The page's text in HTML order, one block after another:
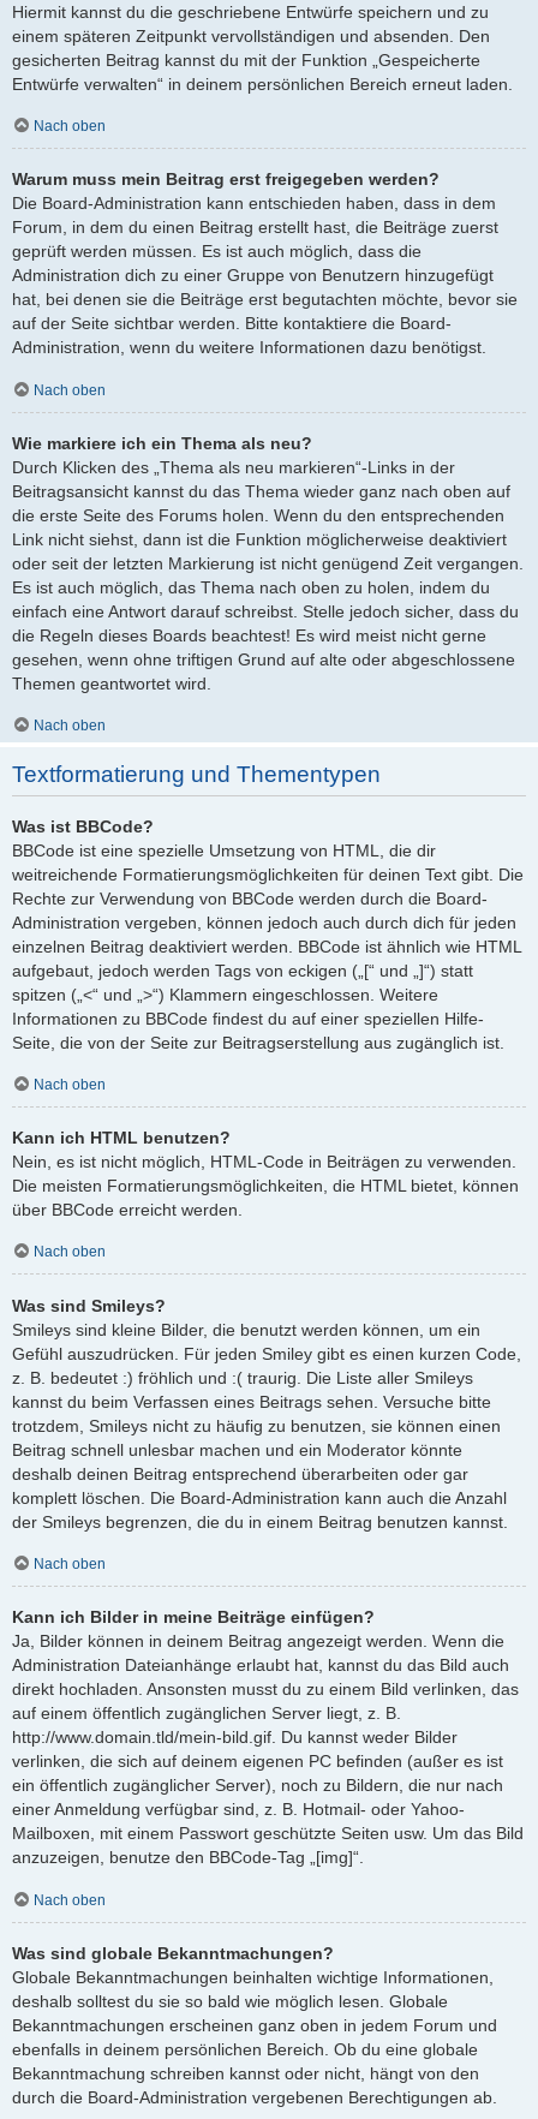
Hiermit kannst du die geschriebene Entwürfe speichern und zu
einem späteren Zeitpunkt vervollständigen und absenden. Den
gesicherten Beitrag kannst du mit der Funktion „Gespeicherte
Entwürfe verwalten“ in deinem persönlichen Bereich erneut laden.
Nach oben
Warum muss mein Beitrag erst freigegeben werden?
Die Board-Administration kann entschieden haben, dass in dem
Forum, in dem du einen Beitrag erstellt hast, die Beiträge zuerst
geprüft werden müssen. Es ist auch möglich, dass die
Administration dich zu einer Gruppe von Benutzern hinzugefügt
hat, bei denen sie die Beiträge erst begutachten möchte, bevor sie
auf der Seite sichtbar werden. Bitte kontaktiere die Board-
Administration, wenn du weitere Informationen dazu benötigst.
Nach oben
Wie markiere ich ein Thema als neu?
Durch Klicken des „Thema als neu markieren“-Links in der
Beitragsansicht kannst du das Thema wieder ganz nach oben auf
die erste Seite des Forums holen. Wenn du den entsprechenden
Link nicht siehst, dann ist die Funktion möglicherweise deaktiviert
oder seit der letzten Markierung ist nicht genügend Zeit vergangen.
Es ist auch möglich, das Thema nach oben zu holen, indem du
einfach eine Antwort darauf schreibst. Stelle jedoch sicher, dass du
die Regeln dieses Boards beachtest! Es wird meist nicht gerne
gesehen, wenn ohne triftigen Grund auf alte oder abgeschlossene
Themen geantwortet wird.
Nach oben
Textformatierung und Thementypen
Was ist BBCode?
BBCode ist eine spezielle Umsetzung von HTML, die dir
weitreichende Formatierungsmöglichkeiten für deinen Text gibt. Die
Rechte zur Verwendung von BBCode werden durch die Board-
Administration vergeben, können jedoch auch durch dich für jeden
einzelnen Beitrag deaktiviert werden. BBCode ist ähnlich wie HTML
aufgebaut, jedoch werden Tags von eckigen („[“ und „]“) statt
spitzen („<“ und „>“) Klammern eingeschlossen. Weitere
Informationen zu BBCode findest du auf einer speziellen Hilfe-
Seite, die von der Seite zur Beitragserstellung aus zugänglich ist.
Nach oben
Kann ich HTML benutzen?
Nein, es ist nicht möglich, HTML-Code in Beiträgen zu verwenden.
Die meisten Formatierungsmöglichkeiten, die HTML bietet, können
über BBCode erreicht werden.
Nach oben
Was sind Smileys?
Smileys sind kleine Bilder, die benutzt werden können, um ein
Gefühl auszudrücken. Für jeden Smiley gibt es einen kurzen Code,
z. B. bedeutet :) fröhlich und :( traurig. Die Liste aller Smileys
kannst du beim Verfassen eines Beitrags sehen. Versuche bitte
trotzdem, Smileys nicht zu häufig zu benutzen, sie können einen
Beitrag schnell unlesbar machen und ein Moderator könnte
deshalb deinen Beitrag entsprechend überarbeiten oder gar
komplett löschen. Die Board-Administration kann auch die Anzahl
der Smileys begrenzen, die du in einem Beitrag benutzen kannst.
Nach oben
Kann ich Bilder in meine Beiträge einfügen?
Ja, Bilder können in deinem Beitrag angezeigt werden. Wenn die
Administration Dateianhänge erlaubt hat, kannst du das Bild auch
direkt hochladen. Ansonsten musst du zu einem Bild verlinken, das
auf einem öffentlich zugänglichen Server liegt, z. B.
http://www.domain.tld/mein-bild.gif. Du kannst weder Bilder
verlinken, die sich auf deinem eigenen PC befinden (außer es ist
ein öffentlich zugänglicher Server), noch zu Bildern, die nur nach
einer Anmeldung verfügbar sind, z. B. Hotmail- oder Yahoo-
Mailboxen, mit einem Passwort geschützte Seiten usw. Um das Bild
anzuzeigen, benutze den BBCode-Tag „[img]“.
Nach oben
Was sind globale Bekanntmachungen?
Globale Bekanntmachungen beinhalten wichtige Informationen,
deshalb solltest du sie so bald wie möglich lesen. Globale
Bekanntmachungen erscheinen ganz oben in jedem Forum und
ebenfalls in deinem persönlichen Bereich. Ob du eine globale
Bekanntmachung schreiben kannst oder nicht, hängt von den
durch die Board-Administration vergebenen Berechtigungen ab.